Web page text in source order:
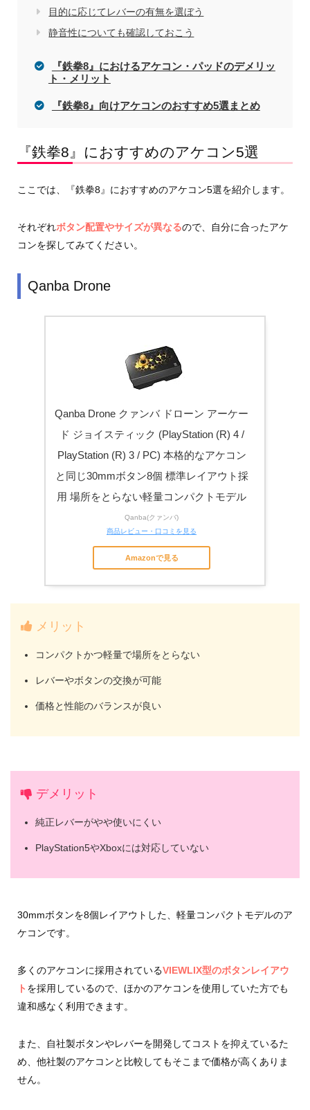
目的に応じてレバーの有無を選ぼう
静音性についても確認しておこう
『鉄拳8』におけるアケコン・パッドのデメリッ
ト・メリット
『鉄拳8』向けアケコンのおすすめ5選まとめ
『鉄拳8』におすすめのアケコン5選
ここでは、『鉄拳8』におすすめのアケコン5選を紹介します。
それぞれボタン配置やサイズが異なるので、自分に合ったアケ
コンを探してみてください。
Qanba Drone
Qanba Drone クァンバ ドローン アーケー
ド ジョイスティック (PlayStation (R) 4 /
PlayStation (R) 3 / PC) 本格的なアケコン
と同じ30mmボタン8個 標準レイアウト採
用 場所をとらない軽量コンパクトモデル
Qanba(クァンバ)
商品レビュー・口コミを見る
Amazonで見る
メリット
コンパクトかつ軽量で場所をとらない
レバーやボタンの交換が可能
価格と性能のバランスが良い
デメリット
純正レバーがやや使いにくい
PlayStation5やXboxには対応していない
30mmボタンを8個レイアウトした、軽量コンパクトモデルのア
ケコンです。
多くのアケコンに採用されているVIEWLIX型のボタンレイアウ
ト を採用しているので、ほかのアケコンを使用していた方でも
違和感なく利用できます。
また、自社製ボタンやレバーを開発してコストを抑えているた
め、他社製のアケコンと比較してもそこまで価格が高くありま
せん。